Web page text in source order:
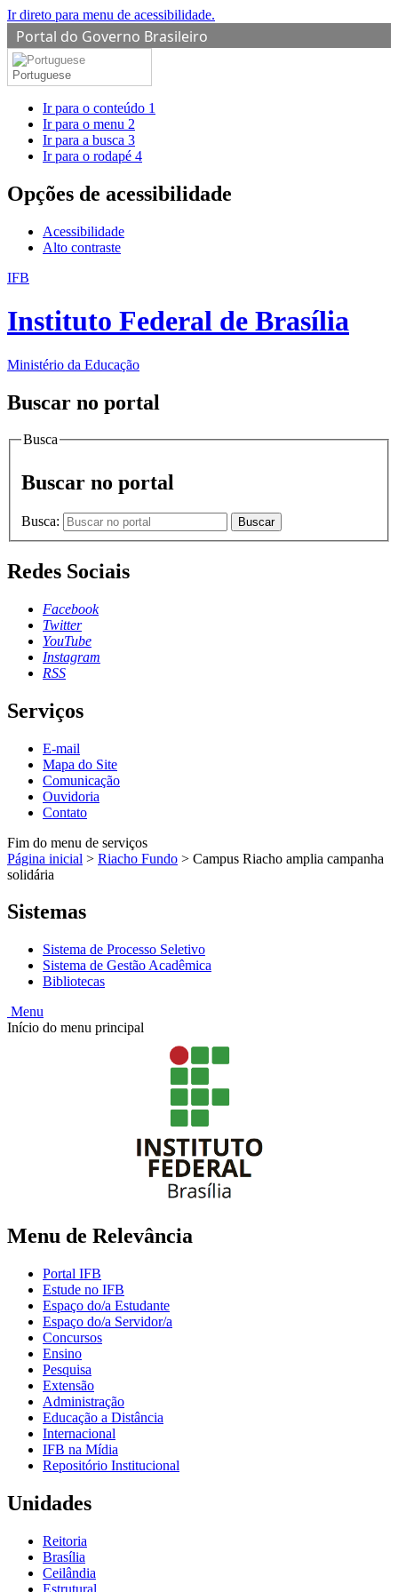
Ir direto para menu de acessibilidade.
Portal do Governo Brasileiro
Portuguese
Ir para o conteúdo 1
Ir para o menu 2
Ir para a busca 3
Ir para o rodapé 4
Opções de acessibilidade
Acessibilidade
Alto contraste
IFB
Instituto Federal de Brasília
Ministério da Educação
Buscar no portal
Busca
Buscar no portal
Busca: Buscar
Redes Sociais
Facebook
Twitter
YouTube
Instagram
RSS
Serviços
E-mail
Mapa do Site
Comunicação
Ouvidoria
Contato
Fim do menu de serviços
Página inicial > Riacho Fundo > Campus Riacho amplia campanha
solidária
Sistemas
Sistema de Processo Seletivo
Sistema de Gestão Acadêmica
Bibliotecas
Menu
Início do menu principal
Menu de Relevância
Portal IFB
Estude no IFB
Espaço do/a Estudante
Espaço do/a Servidor/a
Concursos
Ensino
Pesquisa
Extensão
Administração
Educação a Distância
Internacional
IFB na Mídia
Repositório Institucional
Unidades
Reitoria
Brasília
Ceilândia
Estrutural